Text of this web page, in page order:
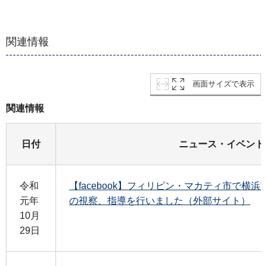
関連情報
画面サイズで表示
関連情報
日付 ニュース・イベント
令和
元年
10月
29日
【facebook】フィリピン・マカティ市で横浜
の視察、指導を行いました（外部サイト）